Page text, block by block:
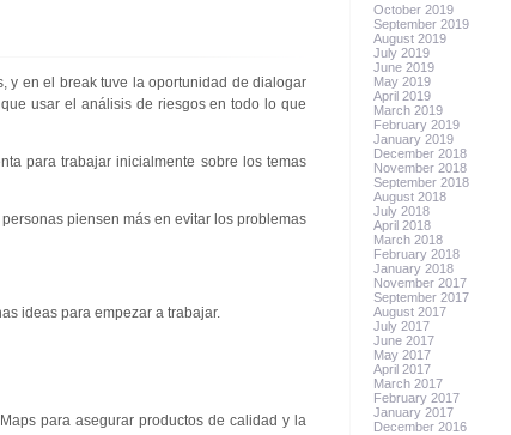
y en el break tuve la oportunidad de dialogar
usar el análisis de riesgos en todo lo que
para trabajar inicialmente sobre los temas
piensen más en evitar los problemas
ideas para empezar a trabajar.
para asegurar productos de calidad y la
October 2019
September 2019
August 2019
July 2019
June 2019
May 2019
April 2019
March 2019
February 2019
January 2019
December 2018
November 2018
September 2018
August 2018
July 2018
April 2018
March 2018
February 2018
January 2018
November 2017
September 2017
August 2017
July 2017
June 2017
May 2017
April 2017
March 2017
February 2017
January 2017
December 2016